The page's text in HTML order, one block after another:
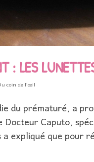
: LES
coin de l’œil
du prématuré, a
Docteur Caputo,
a expliqué que pour